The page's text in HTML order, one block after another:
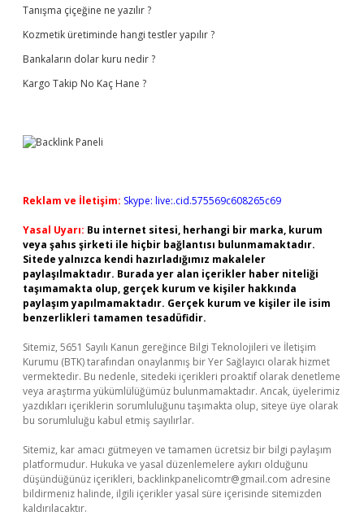
Tanışma çiçeğine ne yazılır ?
Kozmetik üretiminde hangi testler yapılır ?
Bankaların dolar kuru nedir ?
Kargo Takip No Kaç Hane ?
Reklam ve İletişim: Skype: live:.cid.575569c608265c69
Yasal Uyarı: Bu internet sitesi, herhangi bir marka, kurum
veya şahıs şirketi ile hiçbir bağlantısı bulunmamaktadır.
Sitede yalnızca kendi hazırladığımız makaleler
paylaşılmaktadır. Burada yer alan içerikler haber niteliği
taşımamakta olup, gerçek kurum ve kişiler hakkında
paylaşım yapılmamaktadır. Gerçek kurum ve kişiler ile isim
benzerlikleri tamamen tesadüfidir.
Sitemiz, 5651 Sayılı Kanun gereğince Bilgi Teknolojileri ve İletişim
Kurumu (BTK) tarafından onaylanmış bir Yer Sağlayıcı olarak hizmet
vermektedir. Bu nedenle, sitedeki içerikleri proaktif olarak denetleme
veya araştırma yükümlülüğümüz bulunmamaktadır. Ancak, üyelerimiz
yazdıkları içeriklerin sorumluluğunu taşımakta olup, siteye üye olarak
bu sorumluluğu kabul etmiş sayılırlar.
Sitemiz, kar amacı gütmeyen ve tamamen ücretsiz bir bilgi paylaşım
platformudur. Hukuka ve yasal düzenlemelere aykırı olduğunu
düşündüğünüz içerikleri, backlinkpanelicomtr@gmail.com adresine
bildirmeniz halinde, ilgili içerikler yasal süre içerisinde sitemizden
kaldırılacaktır.